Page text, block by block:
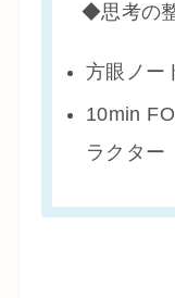
◆思考の
方眼ノー
10min
ラクター